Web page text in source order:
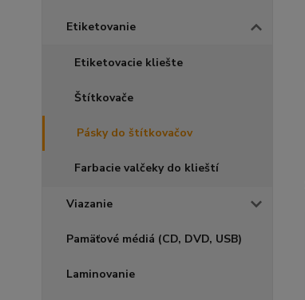
Etiketovanie
Etiketovacie kliešte
Štítkovače
Pásky do štítkovačov
Farbacie valčeky do klieští
Viazanie
Pamäťové médiá (CD, DVD, USB)
Laminovanie